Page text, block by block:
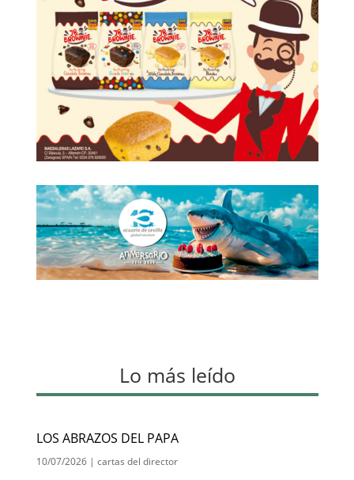
Lo más leído
LOS ABRAZOS DEL PAPA
10/07/2026| cartas del director